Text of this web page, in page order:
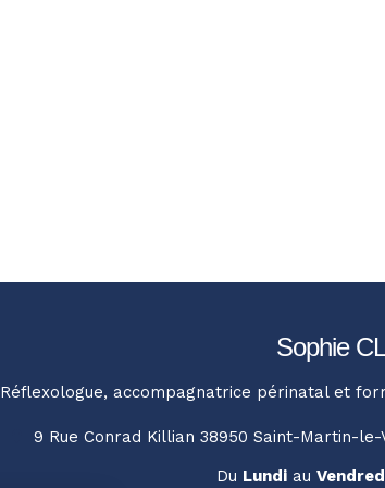
Sophie
Réflexologue, accompagnatrice périnatal et
9 Rue Conrad Killian 38950 Saint-Martin-le-
Du Lundi au